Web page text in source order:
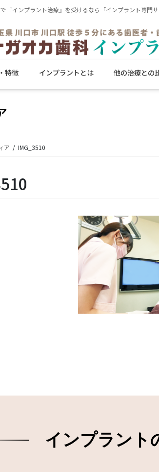
『インプラント治療』を受けるなら「インプラント専門
特徴 インプラントとは 他の治療との
ア
IMG_3510
インプラント